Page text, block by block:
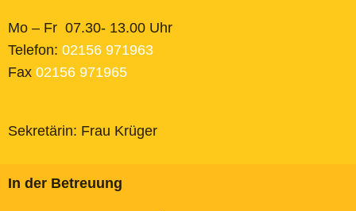
Mo – Fr 07.30- 13.00 Uhr
Telefon: 02156 971963
Fax 02156 971965
Sekretärin: Frau Krüger
In der Betreuung